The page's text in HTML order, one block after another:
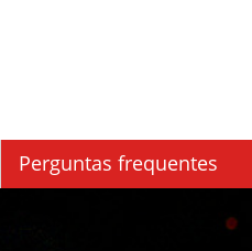
Perguntas frequentes